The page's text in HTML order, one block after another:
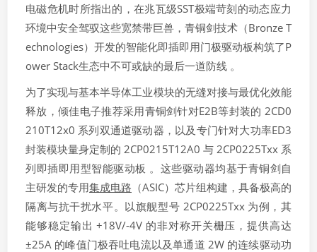
电磁危机时所指出的，在兆瓦级SST极端苛刻的动态应力
环境中安全驾驭这些宽禁带巨兽，青铜剑技术（Bronze T
echnologies）开发的智能化即插即用门极驱动板构筑了P
ower Stack生态中不可或缺的最后一道防线 。
为了实现与基本半导体工业模块的无缝对接与最优化效能
释放，倾佳电子推荐采用青铜剑针对E2B等封装的 2CD0
210T12x0 系列双通道驱动器，以及专门针对大功率ED3
封装模块量身定制的 2CP0215T12A0 与 2CP0225Txx 系
列即插即用型智能驱动板 。这些驱动器均基于青铜剑自
主研发的专用集成电路 （ASIC）芯片组构建，具备极高的
隔离与抗干扰水平。以旗舰型号 2CP0225Txx 为例，其
能够稳定输出 +18V/-4V 的非对称开关栅压，提供高达
±25A 的峰值门极吞吐电流以及单通道 2W 的连续驱动功